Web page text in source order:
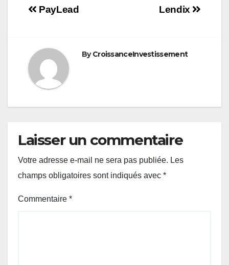
Navigation
l’article
Lendix
PayLead
ByCroissanceInvestissement
Laisser un commentaire
Votre adresse e-mail ne sera pas publiée. Les
champs obligatoires sont indiqués avec *
Commentaire *